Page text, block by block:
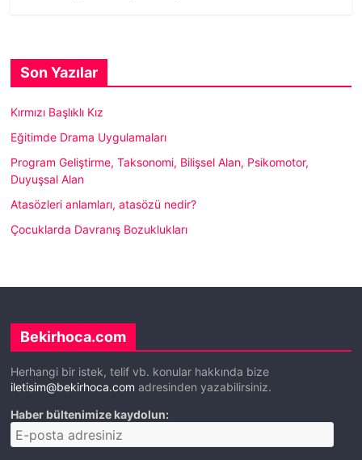
Son Yazılar
Kırmızı Başlıklı Kız
Eğitimde Drama Uygulamaları
Program Geliştirme, Taksonomi, Bilişsel Alan, Psikomotor,
Duyuşsal Alan
Atasözleri anlamları, atasözü nedir?
Çocuklarda Davranış Bozuklukları
Bekirhoca.com
Herhangi bir istek, telif vb. konular hakkında bize
iletisim@bekirhoca.com adresinden yazabilirsiniz.
Haber bültenimize kaydolun: